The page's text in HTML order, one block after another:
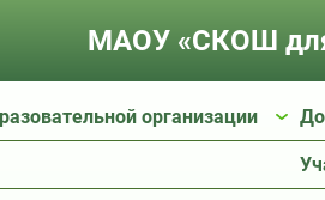
МАОУ «СКОШ
организации